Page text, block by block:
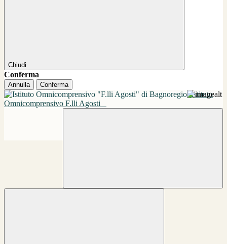
Chiudi
Conferma
Annulla Conferma
Istituto
Omnicomprensivo F.lli Agosti